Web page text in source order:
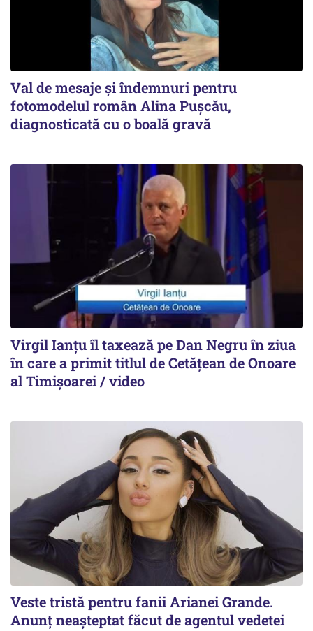
Val de mesaje și îndemnuri pentru
fotomodelul român Alina Pușcău,
diagnosticată cu o boală gravă
Virgil Ianțu îl taxează pe Dan Negru în ziua
în care a primit titlul de Cetățean de Onoare
al Timișoarei / video
Veste tristă pentru fanii Arianei Grande.
Anunț neașteptat făcut de agentul vedetei